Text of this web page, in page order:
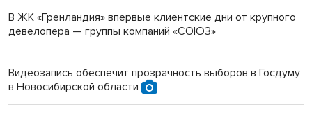
Новосибирский преподаватель с женой вошли в топ-16
В ЖК «Гренландия» впервые клиентские дни от крупного
девелопера — группы компаний «СОЮЗ»
Видеозапись обеспечит прозрачность выборов в Госдуму
в Новосибирской области